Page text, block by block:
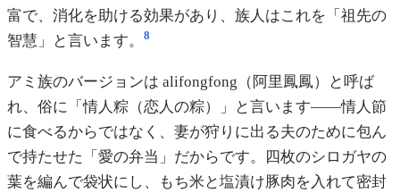
富で、消化を助ける効果があり、族人はこれを「祖先の
智慧」と言います。
8
アミ族のバージョンは alifongfong（阿里鳳鳳）と呼ば
れ、俗に「情人粽（恋人の粽）」と言います——情人節
に食べるからではなく、妻が狩りに出る夫のために包ん
で持たせた「愛の弁当」だからです。四枚のシロガヤの
葉を編んで袋状にし、もち米と塩漬け豚肉を入れて密封